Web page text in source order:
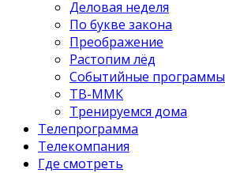
Деловая неделя
По букве закона
Преображение
Растопим лёд
Событийные программы
ТВ-ММК
Тренируемся дома
Телепрограмма
Телекомпания
Где смотреть